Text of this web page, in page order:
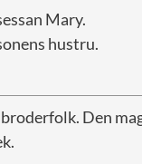
Mary.
hustru.
Den